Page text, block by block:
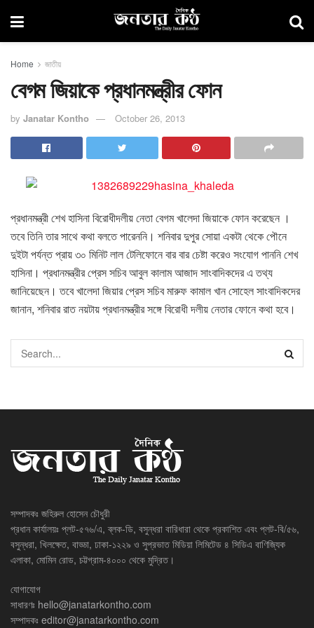
Home জাতীয়
বেগম জিয়াকে প্রধানমন্ত্রীর ফোন
by Janatar Kontho October 26, 2013
প্রধানমন্ত্রী শেখ হাসিনা বিরোধীদলীয় নেতা বেগম খালেদা জিয়াকে ফোন করেছেন ।
তবে তিনি তার সাথে কথা বলতে পারেননি। শনিবার দুপুর সোয়া একটা থেকে পৌনে
দুইটা পর্যন্ত প্রায় ৩০ মিনিট লাল টেলিফোনে বার বার চেষ্টা করেও সংযোগ পাননি শেখ
হাসিনা। প্রধানমন্ত্রীর প্রেস সচিব আবুল কালাম আজাদ সাংবাদিকদের এ তথ্য
জানিয়েছেন। তবে খালেদা জিয়ার প্রেস সচিব মারুফ কামাল খান সোহেল সাংবাদিকদের
জানান, শনিবার রাত নয়টায় প্রধানমন্ত্রীর সঙ্গে বিরোধী দলীয় নেতার ফোনে কথা হবে।
সম্পাদকঃ জহিরুল হোসেন চৌধুরী
প্রধান কার্যালয়ঃ প্লট-৫৭৬/এ, ব্লক-ডি, বসুন্ধরা বারিধারা থেকে প্রকাশিত এবং প্লট-বি/৫৬,
বসুন্ধরা, খিলক্ষেত, বাড্ডা, ঢাকা-১২২৯ ও সুপ্রভাত মিডিয়া লিমিটেড ৪ সিডিএ বাণিজ্যিক
এলাকা, মোমিন রোড, চট্টগ্রাম-৪০০০ থেকে মুদ্রিত।
যোগাযোগ
সাধারণঃ hello@janatarkontho.com
সম্পাদকঃ editor@janatarkontho.com